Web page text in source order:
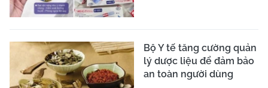
Bộ Y tế tăng cường quản
lý dược liệu để đảm bảo
an toàn người dùng